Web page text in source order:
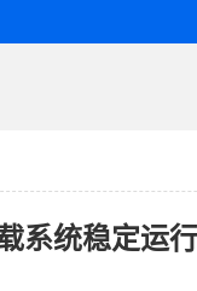
系统稳定运行